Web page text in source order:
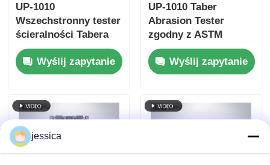
UP-1010
Wszechstronny tester
ścieralności Tabera
do wielu materiałów,
zgodny z wieloma
międzynarodowymi
Wyślij zapytanie
UP-1010 Taber
Abrasion Tester
zgodny z ASTM
D4060, ASTM D1044,
ISO 5470 i JIS K7204
z regulowanym
500g, 1000g i
prędkością obrotową
Wyślij zapytanie
jessica